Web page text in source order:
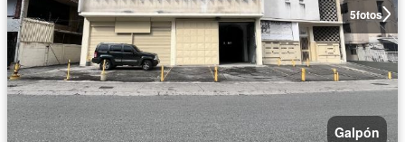
5fotos
Galpón